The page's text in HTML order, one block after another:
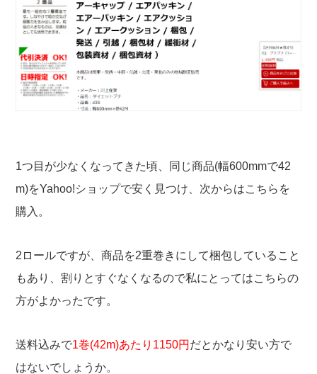
1つ目が少なくなってきた頃、同じ商品(幅600mmで42
m)をYahoo!ショップで安く見つけ、次からはこちらを
購入。
2ロールですが、商品を2重巻きにして梱包していること
もあり、割りとすぐなくなるので私にとってはこちらの
方がよかったです。
送料込みで1巻(42m)あたり1150円 だとかなり安い方で
はないでしょうか。